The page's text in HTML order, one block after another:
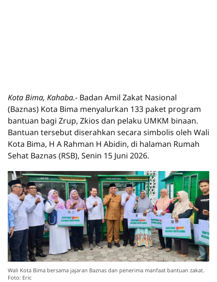
Kota Bima, Kahaba.- Badan Amil Zakat Nasional
(Baznas) Kota Bima menyalurkan 133 paket program
bantuan bagi Zrup, Zkios dan pelaku UMKM binaan.
Bantuan tersebut diserahkan secara simbolis oleh Wali
Kota Bima, H A Rahman H Abidin, di halaman Rumah
Sehat Baznas (RSB), Senin 15 Juni 2026.
Wali Kota Bima bersama jajaran Baznas dan penerima manfaat bantuan zakat.
Foto: Eric